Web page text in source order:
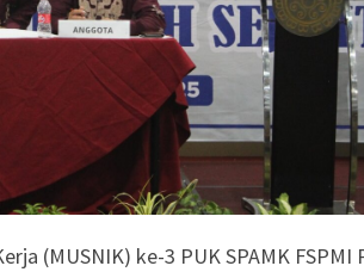
(MUSNIK) ke-3 PUK SPAMK FSPMI